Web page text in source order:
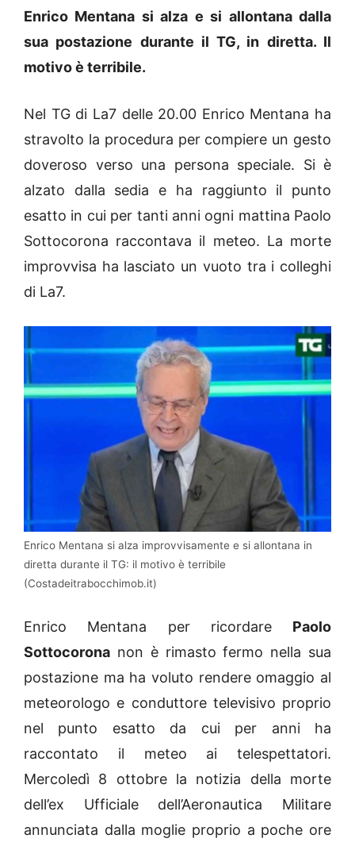
Enrico Mentana si alza e si allontana dalla
sua postazione durante il TG, in diretta. Il
motivo è terribile.
Nel TG di La7 delle 20.00 Enrico Mentana ha
stravolto la procedura per compiere un gesto
doveroso verso una persona speciale. Si è
alzato dalla sedia e ha raggiunto il punto
esatto in cui per tanti anni ogni mattina Paolo
Sottocorona raccontava il meteo. La morte
improvvisa ha lasciato un vuoto tra i colleghi
di La7.
Enrico Mentana si alza improvvisamente e si allontana in
diretta durante il TG: il motivo è terribile
(Costadeitrabocchimob.it)
Enrico Mentana per ricordare Paolo
Sottocorona non è rimasto fermo nella sua
postazione ma ha voluto rendere omaggio al
meteorologo e conduttore televisivo proprio
nel punto esatto da cui per anni ha
raccontato il meteo ai telespettatori.
Mercoledì 8 ottobre la notizia della morte
dell’ex Ufficiale dell’Aeronautica Militare
annunciata dalla moglie proprio a poche ore